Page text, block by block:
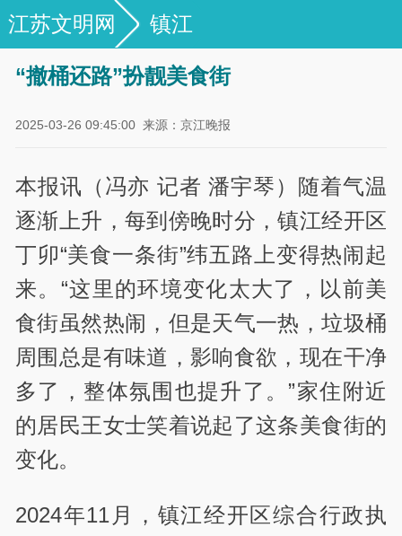
江苏文明网 镇江
“撤桶还路”扮靓美食街
2025-03-26 09:45:00 来源：京江晚报
本报讯（冯亦 记者 潘宇琴）随着气温
逐渐上升，每到傍晚时分，镇江经开区
丁卯“美食一条街”纬五路上变得热闹起
来。“这里的环境变化太大了，以前美
食街虽然热闹，但是天气一热，垃圾桶
周围总是有味道，影响食欲，现在干净
多了，整体氛围也提升了。”家住附近
的居民王女士笑着说起了这条美食街的
变化。
2024年11月，镇江经开区综合行政执